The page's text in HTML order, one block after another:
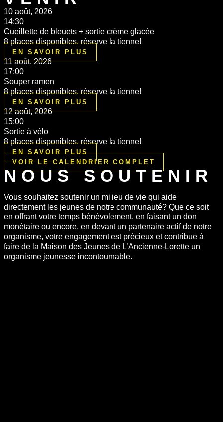
10 août, 2026
14:30
Cueillette de bleuets + sortie crème glacée
8 places disponibles, réserve la tienne!
EN SAVOIR PLUS
11 août, 2026
17:00
Souper ramen
8 places disponibles, réserve la tienne!
EN SAVOIR PLUS
12 août, 2026
15:00
Sortie à vélo
8 places disponibles, réserve la tienne!
EN SAVOIR PLUS
VOIR LE CALENDRIER COMPLET
NOUS SOUTENIR
Vous souhaitez soutenir un milieu de vie qui aide
directement les jeunes de notre communauté? Que ce soit
en offrant votre temps bénévolement, en faisant un don
monétaire ou encore, en devant un partenaire actif de notre
organisme, votre engagement est précieux et contribue à
faire de la Maison des Jeunes de L’Ancienne-Lorette un
organisme jeunesse incontournable.